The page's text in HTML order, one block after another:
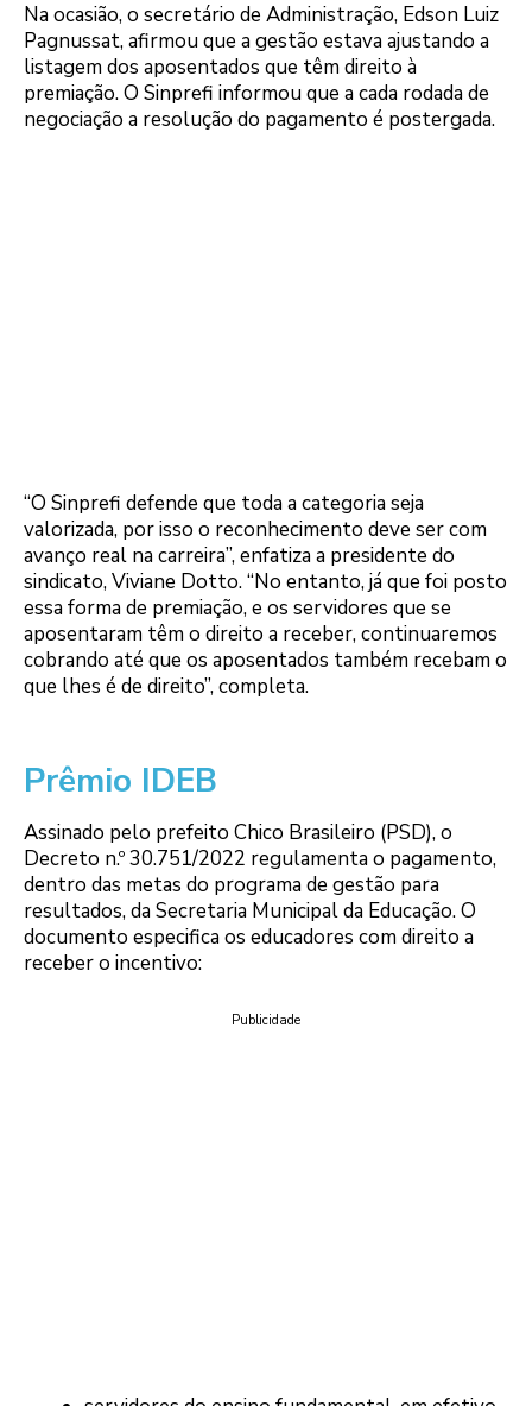
Na ocasião, o secretário de Administração, Edson Luiz
Pagnussat, afirmou que a gestão estava ajustando a
listagem dos aposentados que têm direito à
premiação. O Sinprefi informou que a cada rodada de
negociação a resolução do pagamento é postergada.
“O Sinprefi defende que toda a categoria seja
valorizada, por isso o reconhecimento deve ser com
avanço real na carreira”, enfatiza a presidente do
sindicato, Viviane Dotto. “No entanto, já que foi posto
essa forma de premiação, e os servidores que se
aposentaram têm o direito a receber, continuaremos
cobrando até que os aposentados também recebam o
que lhes é de direito”, completa.
Prêmio IDEB
Assinado pelo prefeito Chico Brasileiro (PSD), o
Decreto n.º 30.751/2022 regulamenta o pagamento,
dentro das metas do programa de gestão para
resultados, da Secretaria Municipal da Educação. O
documento especifica os educadores com direito a
receber o incentivo:
Publicidade